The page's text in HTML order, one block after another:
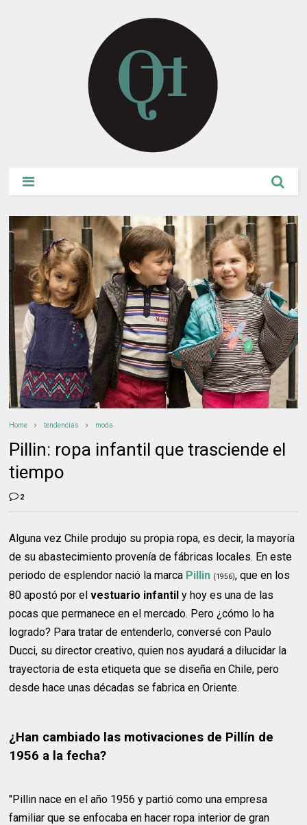
Home tendencias moda
Pillin: ropa infantil que trasciende el
tiempo
2
Alguna vez Chile produjo su propia ropa, es decir, la mayoría
de su abastecimiento provenía de fábricas locales. En este
periodo de esplendor nació la marca Pillin (1956), que en los
80 apostó por elvestuario infantily hoy es una de las
pocas que permanece en el mercado. Pero ¿cómo lo ha
logrado? Para tratar de entenderlo, conversé con Paulo
Ducci, su director creativo, quien nos ayudará a dilucidar la
trayectoria de esta etiqueta que se diseña en Chile, pero
desde hace unas décadas se fabrica en Oriente.
¿Han cambiado las motivaciones de Pillín de
1956 a la fecha?
"Pillin nace en el año 1956 y partió como una empresa
familiar que se enfocaba en hacer ropa interior de gran